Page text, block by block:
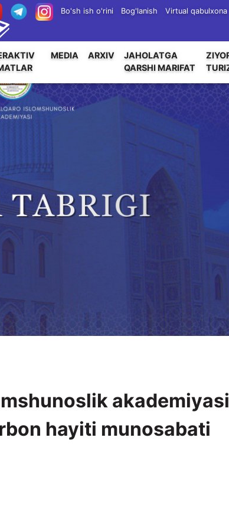
Bo'sh ish o'rini Bog'lanish
Virtual qabulxona
MEDIA ARXIV
JAHOLATGA
QARSHI MARIFAT
akademiyasi
hayiti munosabati